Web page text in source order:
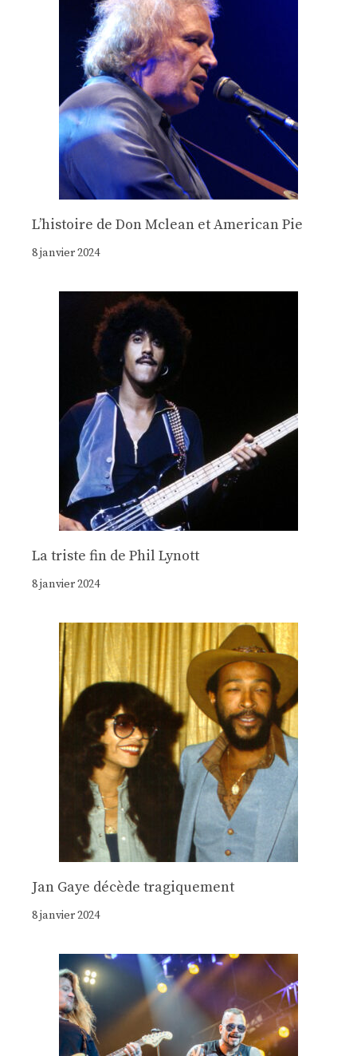
Lʼhistoire de Don Mclean et American Pie
8 janvier 2024
La triste fin de Phil Lynott
8 janvier 2024
Jan Gaye décède tragiquement
8 janvier 2024